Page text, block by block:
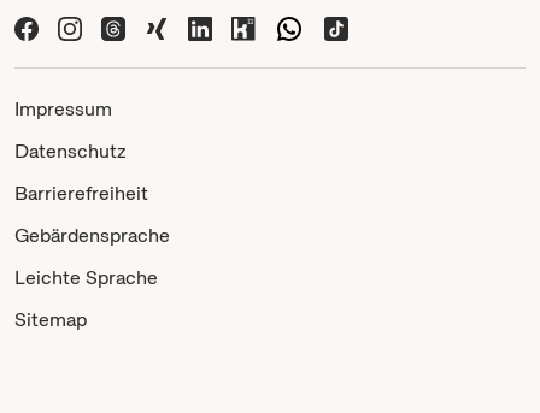
Impressum
Datenschutz
Barrierefreiheit
Gebärdensprache
Leichte Sprache
Sitemap